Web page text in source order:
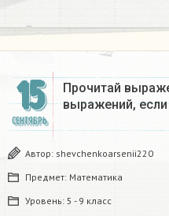
15
СЕНТЯБРЬ
Прочитай
выражений, если
Автор: shevchenkoarsenii220
Предмет: Математика
Уровень: 5 - 9 класс